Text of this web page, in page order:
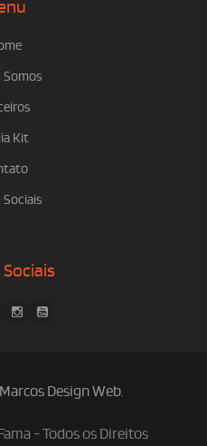
Somos
Kit
Sociais
Marcos Design Web.
- Todos os Direitos